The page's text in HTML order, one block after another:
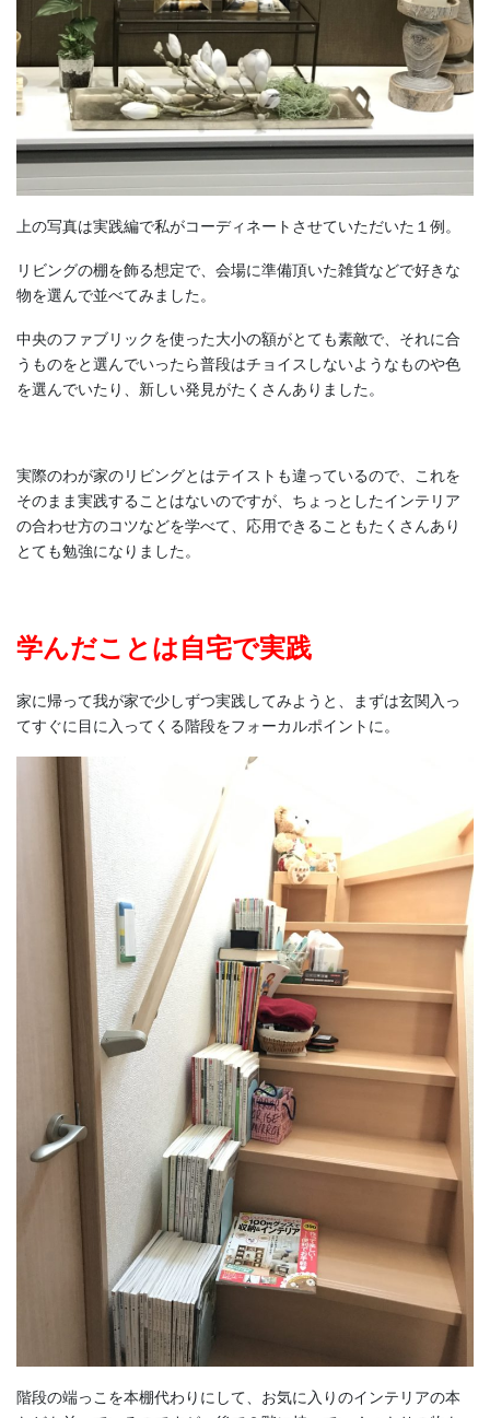
上の写真は実践編で私がコーディネートさせていただいた１例。
リビングの棚を飾る想定で、会場に準備頂いた雑貨などで好きな
物を選んで並べてみました。
中央のファブリックを使った大小の額がとても素敵で、それに合
うものをと選んでいったら普段はチョイスしないようなものや色
を選んでいたり、新しい発見がたくさんありました。
実際のわが家のリビングとはテイストも違っているので、これを
そのまま実践することはないのですが、ちょっとしたインテリア
の合わせ方のコツなどを学べて、応用できることもたくさんあり
とても勉強になりました。
学んだことは自宅で実践
家に帰って我が家で少しずつ実践してみようと、まずは玄関入っ
てすぐに目に入ってくる階段をフォーカルポイントに。
階段の端っこを本棚代わりにして、お気に入りのインテリアの本